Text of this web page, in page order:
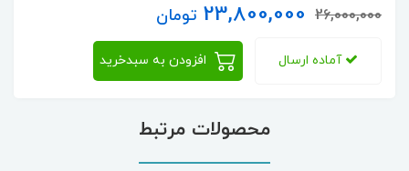
26,000,000
23,800,000 تومان
آماده ارسال
محصولات مرتبط